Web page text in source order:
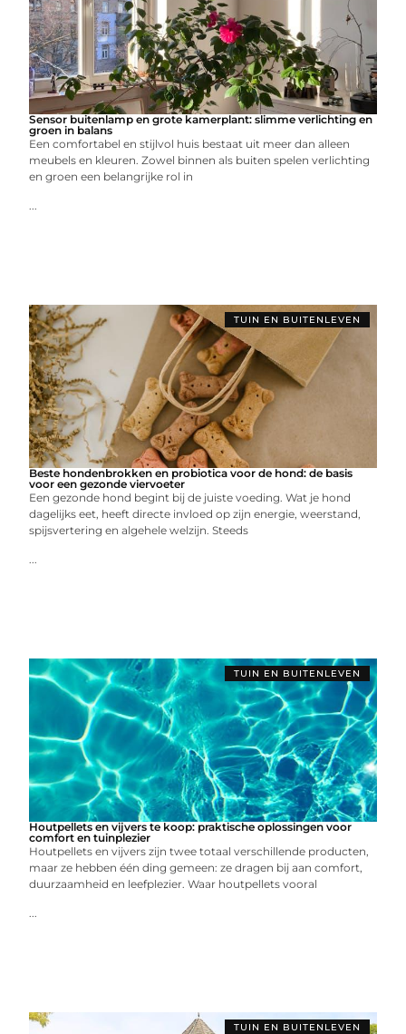
Sensor buitenlamp en grote kamerplant: slimme verlichting en
groen in balans
Een comfortabel en stijlvol huis bestaat uit meer dan alleen
meubels en kleuren. Zowel binnen als buiten spelen verlichting
en groen een belangrijke rol in
...
TUIN EN BUITENLEVEN
Beste hondenbrokken en probiotica voor de hond: de basis
voor een gezonde viervoeter
Een gezonde hond begint bij de juiste voeding. Wat je hond
dagelijks eet, heeft directe invloed op zijn energie, weerstand,
spijsvertering en algehele welzijn. Steeds
...
TUIN EN BUITENLEVEN
Houtpellets en vijvers te koop: praktische oplossingen voor
comfort en tuinplezier
Houtpellets en vijvers zijn twee totaal verschillende producten,
maar ze hebben één ding gemeen: ze dragen bij aan comfort,
duurzaamheid en leefplezier. Waar houtpellets vooral
...
TUIN EN BUITENLEVEN